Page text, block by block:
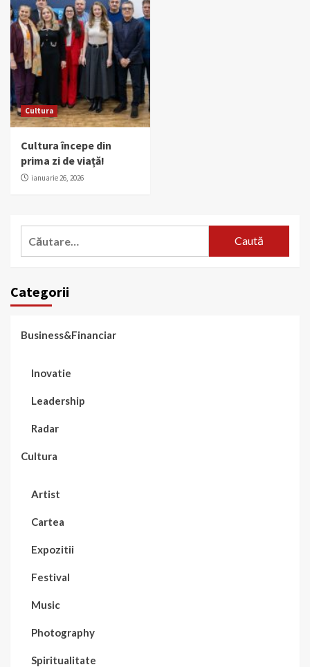
Cultura
Cultura începe din
prima zi de viață!
ianuarie 26, 2026
Categorii
Business&Financiar
Inovatie
Leadership
Radar
Cultura
Artist
Cartea
Expozitii
Festival
Music
Photography
Spiritualitate